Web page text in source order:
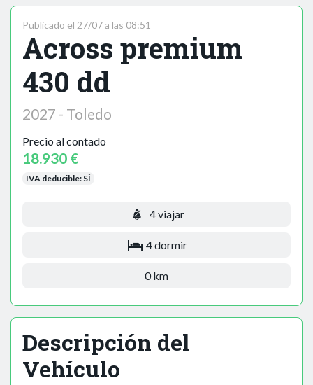
Publicado el 27/07 a las 08:51
Across premium
430 dd
2027 - Toledo
Precio al contado
18.930 €
IVA deducible: SÍ
4 viajar
4 dormir
0 km
Descripción del
Vehículo